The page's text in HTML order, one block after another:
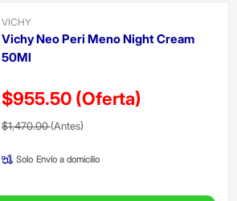
VICHY
Vichy Neo Peri Meno Night Cream
50Ml
$955.50 (Oferta)
Precio reducido de
$1,470.00(Antes)(Oferta)
Solo Envío a domicilio